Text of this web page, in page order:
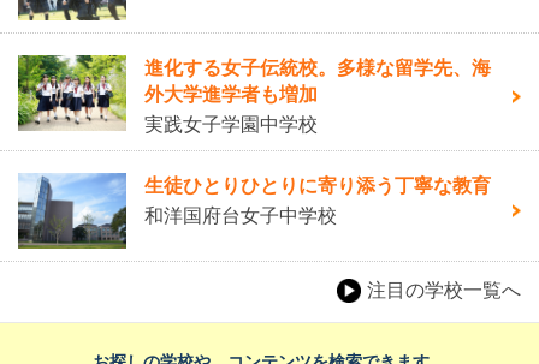
進化する女子伝統校。多様な留学先、海
外大学進学者も増加
実践女子学園中学校
生徒ひとりひとりに寄り添う丁寧な教育
和洋国府台女子中学校
注目の学校一覧へ